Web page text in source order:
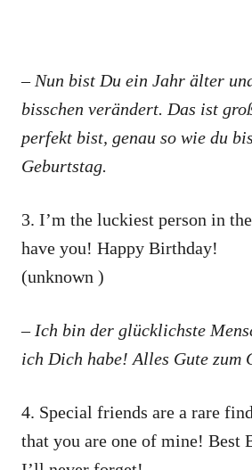
– Nun bist Du ein Jahr älter
bisschen verändert. Das ist
perfekt bist, genau so wie du
Geburtstag.
3. I’m the luckiest person in
have you! Happy Birthday!
(unknown )
– Ich bin der glücklichste
ich Dich habe! Alles Gute zum
4. Special friends are a rare
that you are one of mine! Best